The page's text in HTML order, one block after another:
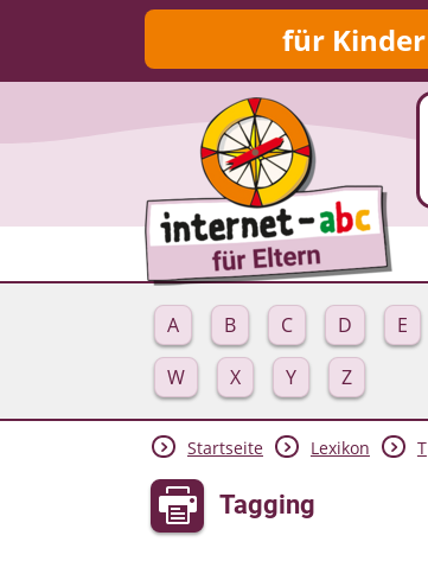
für Kinder
A B C D E
W
X Y Z
Startseite Lexikon T
Tagging